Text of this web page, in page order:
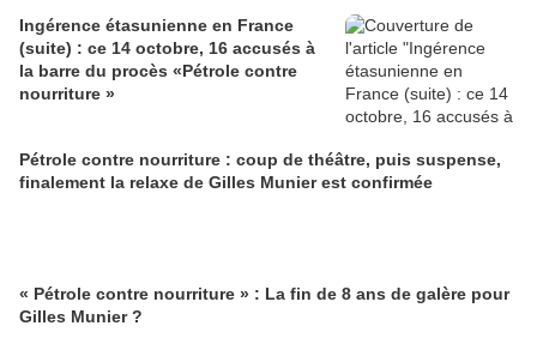
Ingérence étasunienne en France
(suite) : ce 14 octobre, 16 accusés à
la barre du procès «Pétrole contre
nourriture »
Pétrole contre nourriture : coup de théâtre, puis suspense,
finalement la relaxe de Gilles Munier est confirmée
« Pétrole contre nourriture » : La fin de 8 ans de galère pour
Gilles Munier ?